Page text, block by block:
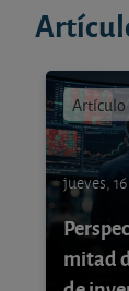
Artículo
jueves,
mitad